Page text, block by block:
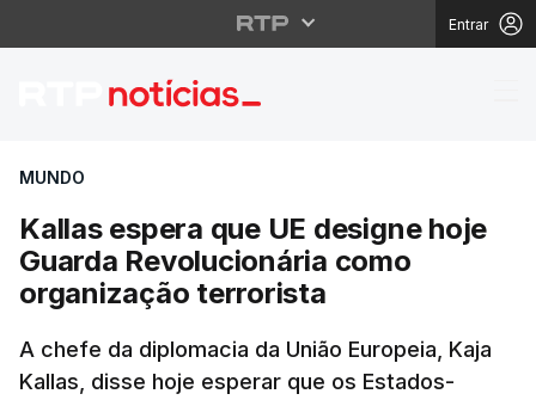
Entrar
Kallas espera que UE
MUNDO
Kallas espera que UE designe hoje
Guarda Revolucionária como
organização terrorista
A chefe da diplomacia da União Europeia, Kaja
Kallas, disse hoje esperar que os Estados-